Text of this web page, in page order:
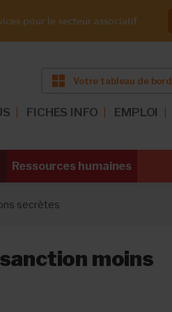
pour le secteur associatif
Votre tableau de bord
FICHES INFO EMPLOI
Ressources humaines
secrètes
moins